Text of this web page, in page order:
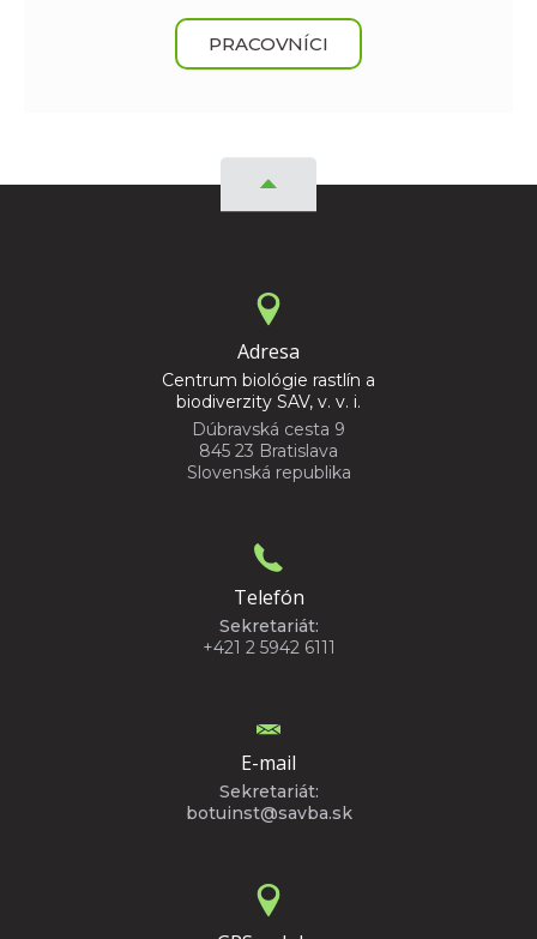
PRACOVNÍCI
Adresa
Centrum biológie rastlín a
biodiverzity SAV, v. v. i.
Dúbravská cesta 9
845 23 Bratislava
Slovenská republika
Telefón
Sekretariát:
+421 2 5942 6111
E-mail
Sekretariát:
botuinst@savba.sk